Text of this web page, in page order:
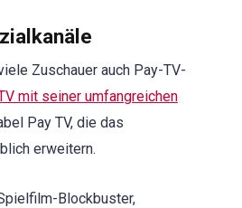
Zuschauer auch Pay-TV-
mit seiner umfangreichen
Pay TV, die das
erweitern.
Blockbuster,